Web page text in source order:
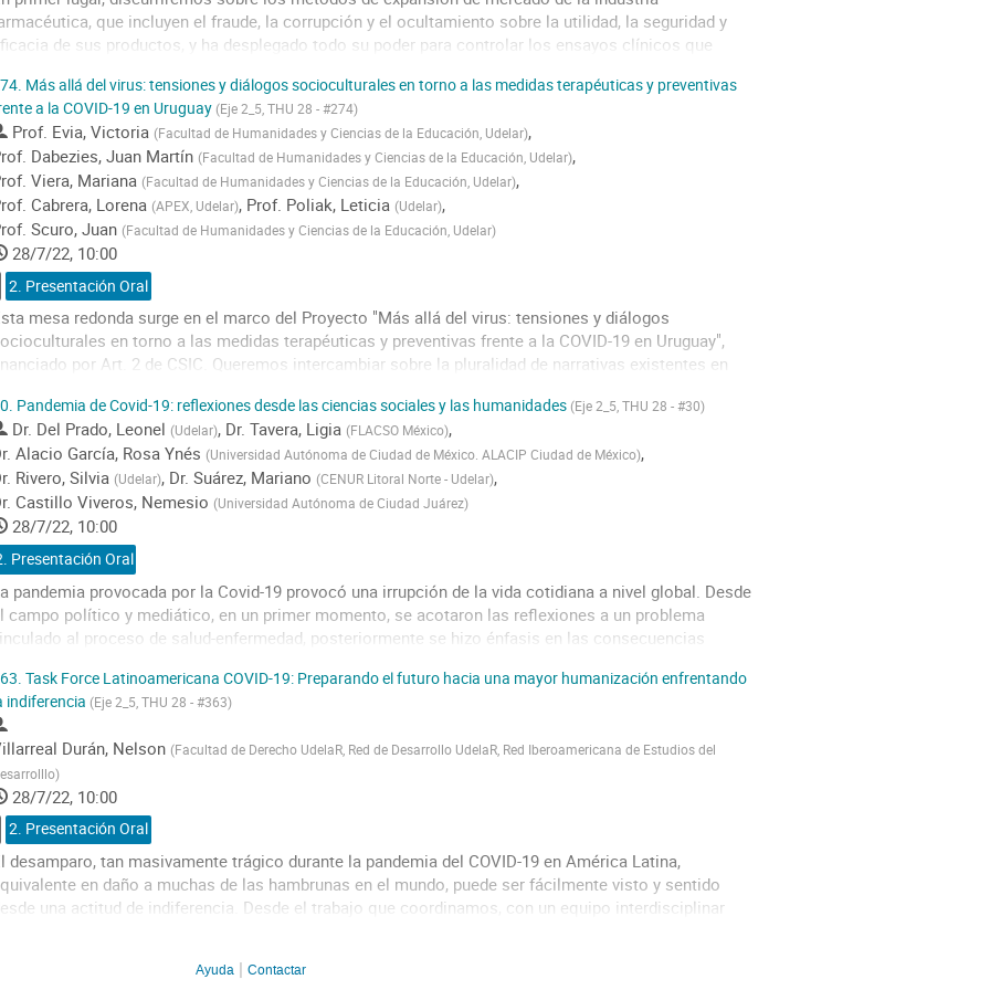
que incluyen el fraude, la corrupción y el ocultamiento sobre la utilidad, la seguridad y
de sus productos, y ha desplegado todo su poder para controlar los ensayos clínicos que
Más allá del virus: tensiones y diálogos socioculturales en torno a las medidas terapéuticas y preventivas
a la COVID-19 en Uruguay (Eje 2_5, THU 28 - #274)
Prof. Evia, Victoria (Facultad de Humanidades y Ciencias de la Educación, Udelar),
Dabezies, Juan Martín (Facultad de Humanidades y Ciencias de la Educación, Udelar),
Viera, Mariana (Facultad de Humanidades y Ciencias de la Educación, Udelar),
Cabrera, Lorena (APEX, Udelar), Prof. Poliak, Leticia (Udelar),
Scuro, Juan (Facultad de Humanidades y Ciencias de la Educación, Udelar)
28/7/22, 10:00
2. Presentación Oral
mesa redonda surge en el marco del Proyecto "Más allá del virus: tensiones y diálogos
en torno a las medidas terapéuticas y preventivas frente a la COVID-19 en Uruguay",
por Art. 2 de CSIC. Queremos intercambiar sobre la pluralidad de narrativas existentes en
Pandemia de Covid-19: reflexiones desde las ciencias sociales y las humanidades (Eje 2_5, THU 28 - #30)
Dr. Del Prado, Leonel (Udelar), Dr. Tavera, Ligia (FLACSO México),
Alacio García, Rosa Ynés (Universidad Autónoma de Ciudad de México. ALACIP Ciudad de México),
Rivero, Silvia (Udelar), Dr. Suárez, Mariano (CENUR Litoral Norte - Udelar),
Castillo Viveros, Nemesio (Universidad Autónoma de Ciudad Juárez)
28/7/22, 10:00
Presentación Oral
pandemia provocada por la Covid-19 provocó una irrupción de la vida cotidiana a nivel global. Desde
campo político y mediático, en un primer momento, se acotaron las reflexiones a un problema
al proceso de salud-enfermedad, posteriormente se hizo énfasis en las consecuencias
Task Force Latinoamericana COVID-19: Preparando el futuro hacia una mayor humanización enfrentando
indiferencia (Eje 2_5, THU 28 - #363)
Durán, Nelson (Facultad de Derecho UdelaR, Red de Desarrollo UdelaR, Red Iberoamericana de Estudios del
)
28/7/22, 10:00
2. Presentación Oral
desamparo, tan masivamente trágico durante la pandemia del COVID-19 en América Latina,
en daño a muchas de las hambrunas en el mundo, puede ser fácilmente visto y sentido
una actitud de indiferencia. Desde el trabajo que coordinamos, con un equipo interdisciplinar
Ayuda Contactar